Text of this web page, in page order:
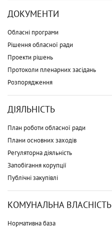
ДОКУМЕНТИ
Обласні програми
Рішення обласної ради
Проекти рішень
Протоколи пленарних засідань
Розпорядження
ДІЯЛЬНІСТЬ
План роботи обласної ради
Плани основних заходів
Регуляторна діяльність
Запобігання корупції
Публічні закупівлі
КОМУНАЛЬНА ВЛАСНІСТЬ
Нормативна база